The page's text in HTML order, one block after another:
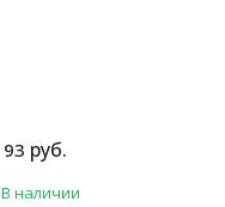
93 руб.
В наличии